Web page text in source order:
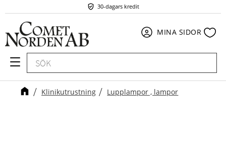
Meny
30-dagars kredit
MINA SIDOR
Klinikutrustning Lupplampor , lampor